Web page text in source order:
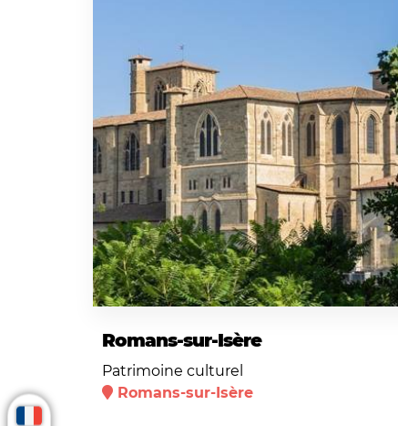
Romans-sur-Isère
Patrimoine culturel
Romans-sur-Isère